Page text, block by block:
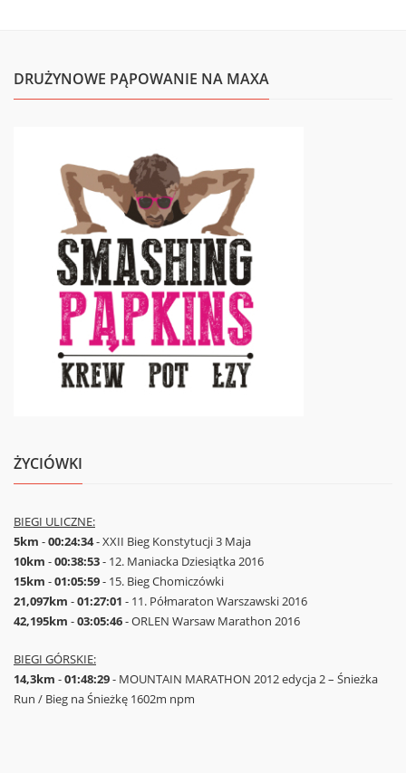
DRUŻYNOWE PĄPOWANIE NA MAXA
ŻYCIÓWKI
BIEGI ULICZNE:
5km -00:24:34- XXII Bieg Konstytucji 3 Maja
10km -00:38:53- 12. Maniacka Dziesiątka 2016
15km -01:05:59- 15. Bieg Chomiczówki
21,097km -01:27:01 - 11. Półmaraton Warszawski 2016
42,195km -03:05:46- ORLEN Warsaw Marathon 2016
BIEGI GÓRSKIE:
14,3km -01:48:29- MOUNTAIN MARATHON 2012 edycja 2 – Śnieżka
Run / Bieg na Śnieżkę 1602m npm